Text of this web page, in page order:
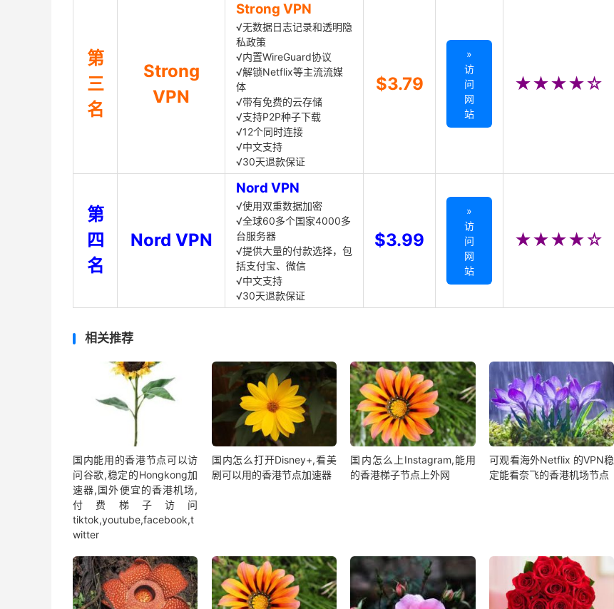
第
三
名
Strong
VPN
Strong VPN
√无数据日志记录和透明隐
私政策
√内置WireGuard协议
√解锁Netflix等主流流媒
体
√带有免费的云存储
√支持P2P种子下载
√12个同时连接
√中文支持
√30天退款保证
$3.79
»
访
问
网
站
★★★★☆
第
四
名
Nord VPN
Nord VPN
√使用双重数据加密
√全球60多个国家4000多
台服务器
√提供大量的付款选择，包
括支付宝、微信
√中文支持
√30天退款保证
$3.99
»
访
问
网
站
★★★★☆
相关推荐
国内能用的香港节点可以访
问谷歌,稳定的Hongkong加
速器,国外便宜的香港机场,
付费梯子访问
tiktok,youtube,facebook,t
witter
国内怎么打开Disney+,看美
剧可以用的香港节点加速器
国内怎么上Instagram,能用
的香港梯子节点上外网
可观看海外Netflix 的VPN稳
定能看奈飞的香港机场节点